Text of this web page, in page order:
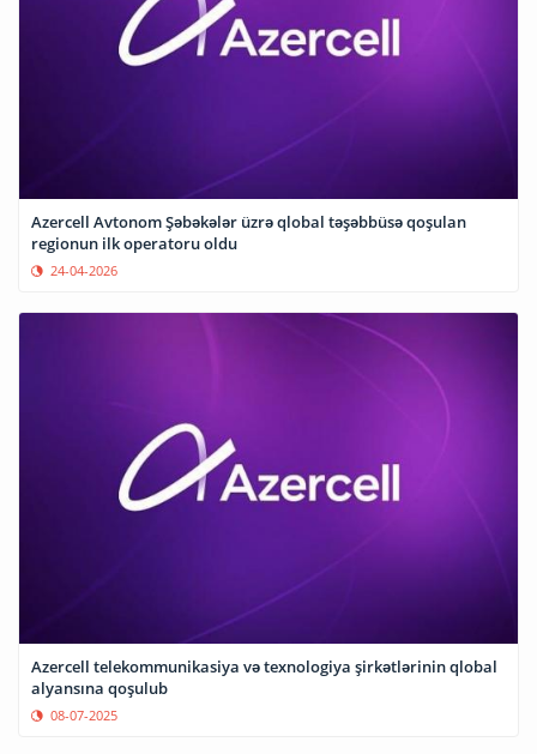
Azercell Avtonom Şəbəkələr üzrə qlobal təşəbbüsə qoşulan
regionun ilk operatoru oldu
24-04-2026
Azercell telekommunikasiya və texnologiya şirkətlərinin qlobal
alyansına qoşulub
08-07-2025